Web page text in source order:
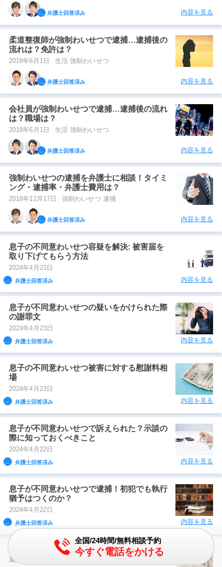
弁護士回答済み 内容を見る
柔道整復師が強制わいせつで逮捕…逮捕後の
流れは？免許は？
2018年6月1日 生活 強制わいせつ
弁護士回答済み 内容を見る
会社員が強制わいせつで逮捕…逮捕後の流れ
は？職場は？
2018年6月1日 生活 強制わいせつ
弁護士回答済み 内容を見る
強制わいせつの逮捕を弁護士に相談！タイミ
ング・逮捕率・弁護士費用は？
2018年12月17日 強制わいせつ 逮捕
弁護士回答済み 内容を見る
息子の不同意わいせつ容疑を解決: 被害届を
取り下げてもらう方法
2024年4月23日
弁護士回答済み 内容を見る
息子が不同意わいせつの疑いをかけられた際
の謝罪文
2024年4月23日
弁護士回答済み 内容を見る
息子の不同意わいせつ被害に対する慰謝料相
場
2024年4月23日
弁護士回答済み 内容を見る
息子が不同意わいせつで訴えられた？示談の
際に知っておくべきこと
2024年4月22日
弁護士回答済み 内容を見る
息子が不同意わいせつで逮捕！初犯でも執行
猶予はつくのか？
2024年4月22日
弁護士回答済み 内容を見る
息子の不同意わいせつ疑惑：実刑回避の法的
選択肢
全国/24時間/無料相談予約
今すぐ電話をかける